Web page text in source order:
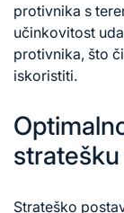
protivnika s
učinkovitost
protivnika, što
iskoristiti.
Strateško